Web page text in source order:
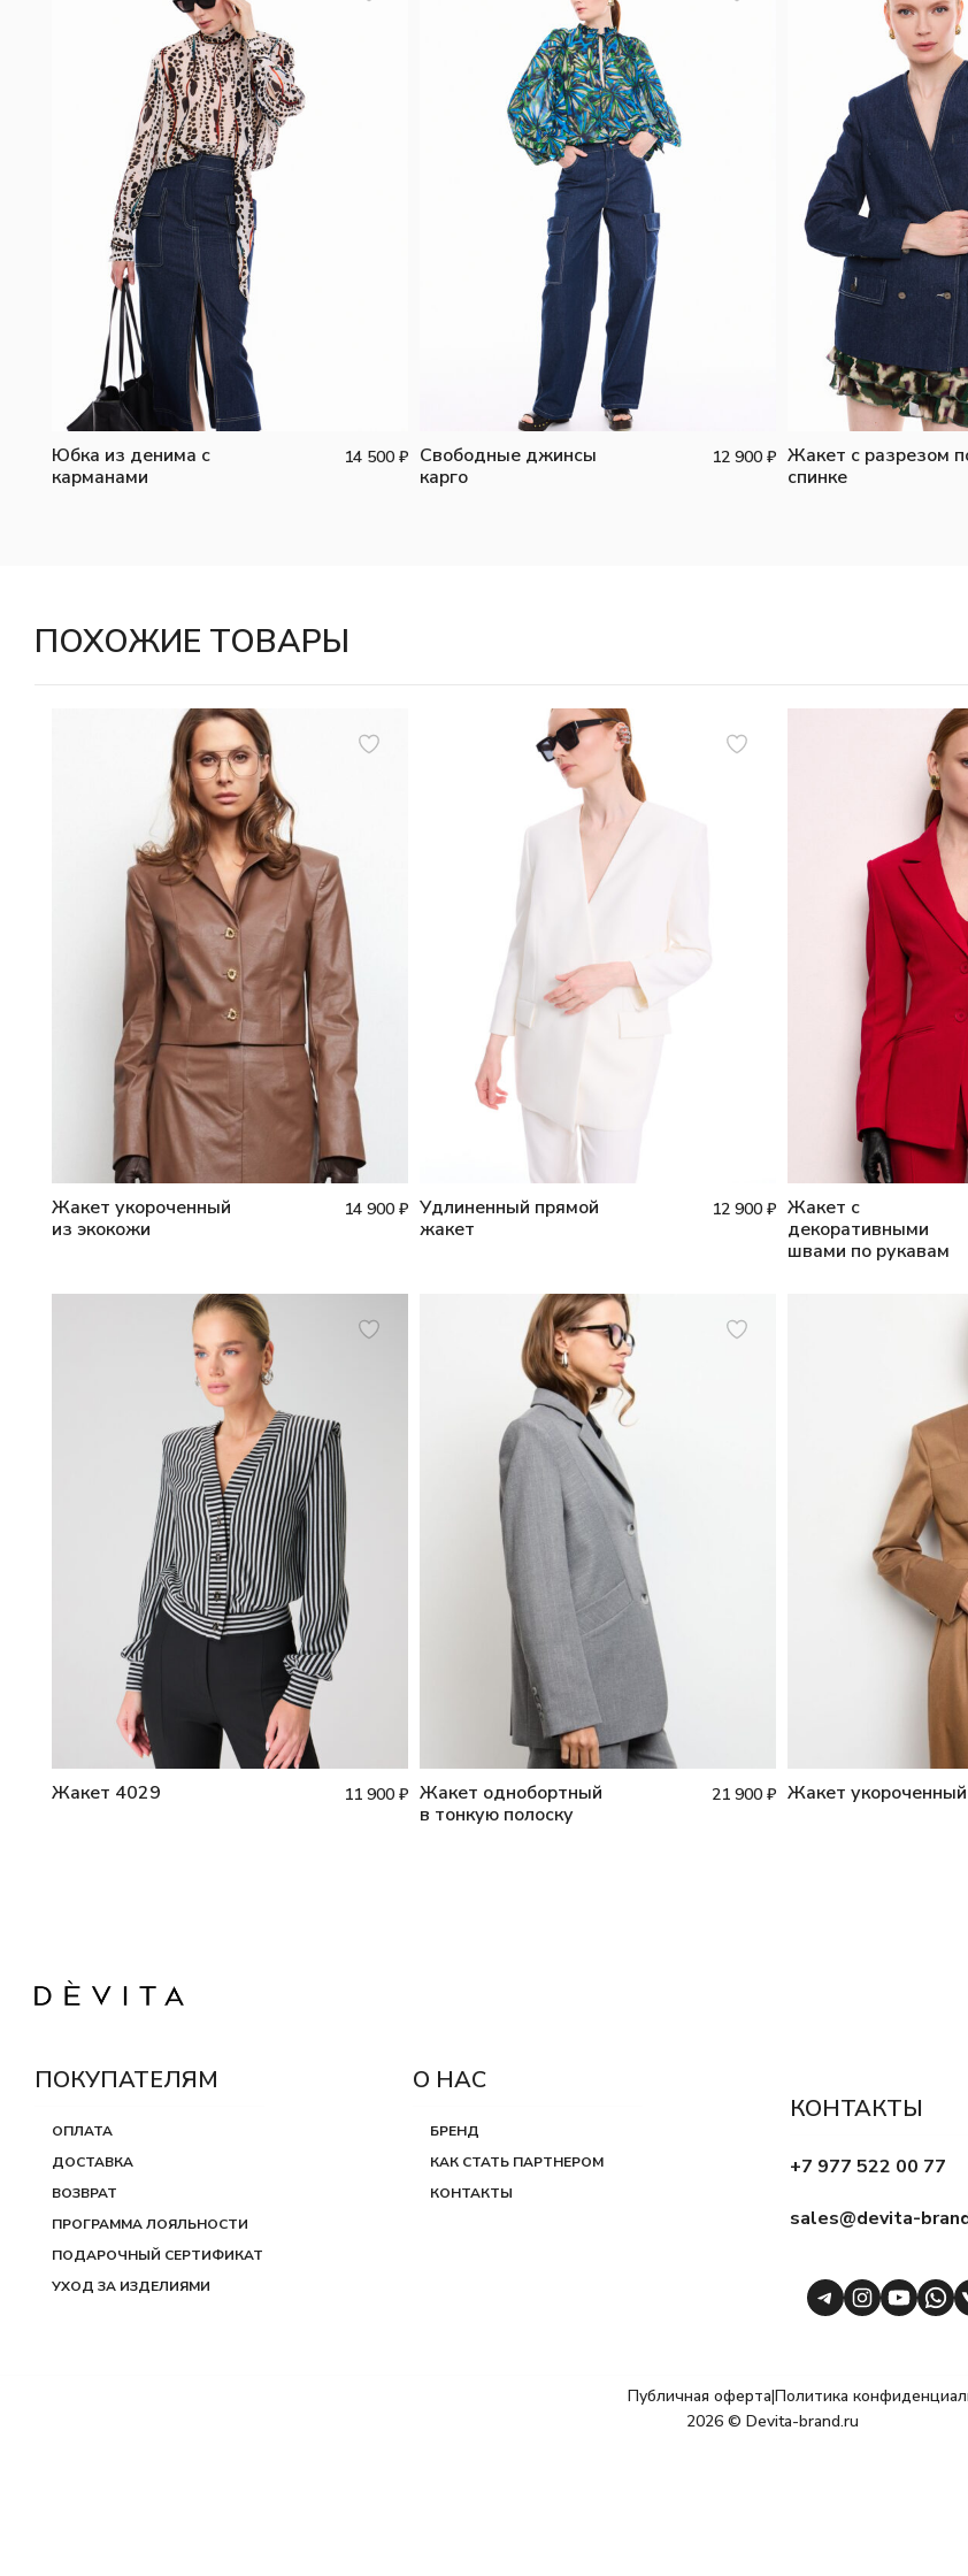
Юбка из денима с
карманами
14 500 ₽ Свободные джинсы
карго
12 900 ₽ Жакет с разрезом
спинке
ПОХОЖИЕ ТОВАРЫ
Жакет укороченный
из экокожи
14 900 ₽ Удлиненный прямой
жакет
12 900 ₽ Жакет с
декоративными
швами по рукавам
Жакет 4029 11 900 ₽ Жакет однобортный
в тонкую полоску
21 900 ₽ Жакет укороченный
ПОКУПАТЕЛЯМ
ОПЛАТА
ДОСТАВКА
ВОЗВРАТ
ПРОГРАММА ЛОЯЛЬНОСТИ
ПОДАРОЧНЫЙ СЕРТИФИКАТ
УХОД ЗА ИЗДЕЛИЯМИ
О НАС
БРЕНД
КАК СТАТЬ ПАРТНЕРОМ
КОНТАКТЫ
КОНТАКТЫ
+7 977 522 00 77
sales@devita-
Telegram
Публичная оферта|Политика
2026 © Devita-brand.ru